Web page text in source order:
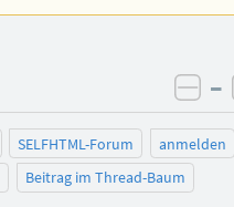
–
SELFHTML-Forum
anmelden
Beitrag im Thread-Baum